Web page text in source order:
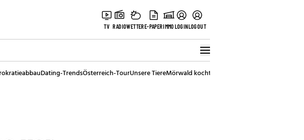
TV RADIOWETTERE-PAPERIMMOLOGINLOGOUT
Dating-TrendsÖsterreich-TourUnsere TiereMörwald kocht